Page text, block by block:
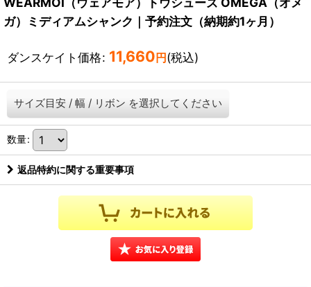
ガ）ミディアムシャンク｜予約注文（納期約1ヶ月）
ダンスケイト価格: 11,660 円 (税込)
サイズ目安 / 幅 / リボン を選択してください
数量:
返品特約に関する重要事項